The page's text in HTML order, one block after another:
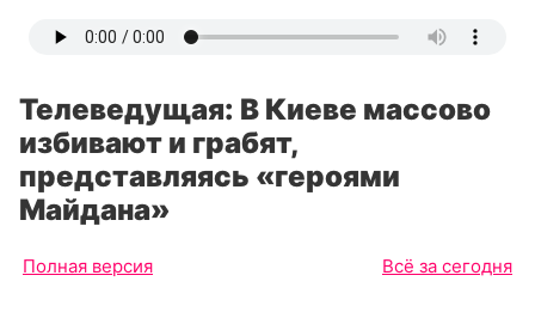
Телеведущая: В Киеве массово
избивают и грабят,
представляясь «героями
Майдана»
Полная версия Всё за сегодня